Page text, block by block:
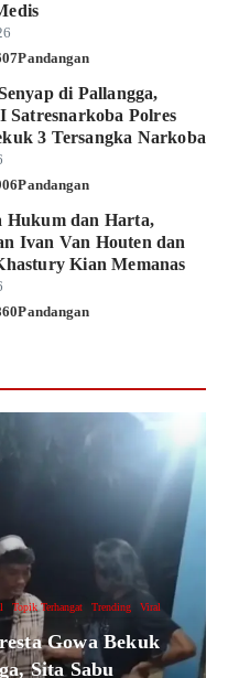
di Pallangga,
Satresnarkoba Polres
3 Tersangka Narkoba
Hukum dan Harta,
Ivan Van Houten dan
Kian Memanas
Topik Terhangat Trending Viral
Gowa Bekuk
Sita Sabu